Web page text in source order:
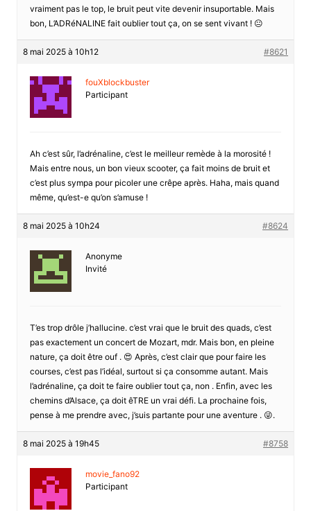
vraiment pas le top, le bruit peut vite devenir insuportable. Mais
bon, L’ADRéNALINE fait oublier tout ça, on se sent vivant ! 😐
8 mai 2025 à 10h12 #8621
fouXblockbuster
Participant
Ah c’est sûr, l’adrénaline, c’est le meilleur remède à la morosité !
Mais entre nous, un bon vieux scooter, ça fait moins de bruit et
c’est plus sympa pour picoler une crêpe après. Haha, mais quand
même, qu’est-e qu’on s’amuse !
8 mai 2025 à 10h24 #8624
Anonyme
Invité
T’es trop drôle j’hallucine. c’est vrai que le bruit des quads, c’est
pas exactement un concert de Mozart, mdr. Mais bon, en pleine
nature, ça doit être ouf . 😍 Après, c’est clair que pour faire les
courses, c’est pas l’idéal, surtout si ça consomme autant. Mais
l’adrénaline, ça doit te faire oublier tout ça, non . Enfin, avec les
chemins d’Alsace, ça doit êTRE un vrai défi. La prochaine fois,
pense à me prendre avec, j’suis partante pour une aventure . 😜.
8 mai 2025 à 19h45 #8758
movie_fano92
Participant